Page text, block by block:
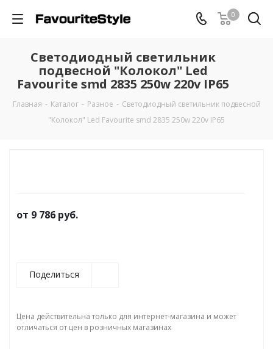
0
Светодиодный светильник
подвесной "Колокол" Led
Favourite smd 2835 250w 220v IP65
Главная - Каталог - Разное - Светодиодный светильник подвесной
"Колокол" Led Favourite smd 2835 250w 220v IP65
от 9 786 руб.
Поделиться
Цена действительна только для интернет-магазина и может
отличаться от цен в розничных магазинах